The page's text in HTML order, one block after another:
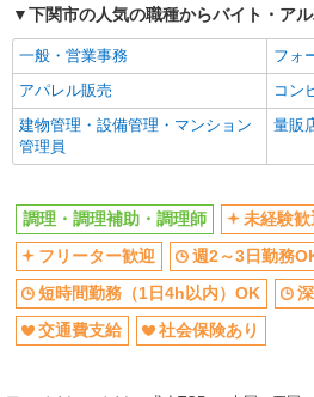
キープ
アルバイト パート
コンパスグループ・ジャパン株式会社
(試用期間2ヶ月) 残業が発生した場合、残業代を1
分単位で別途支給しま
シマノ下関工場
目４?７）
キープ
下関市の人気の職種からバイト・ア
一般・営業事務
フォ
アパレル販売
コン
建物管理・設備管理・マンション
管理員
量販
調理・調理補助・調理師 未経験歓
フリーター歓迎
週2～3日勤務
短時間勤務（1日4h以内）OK
交通費支給
社会保険あり